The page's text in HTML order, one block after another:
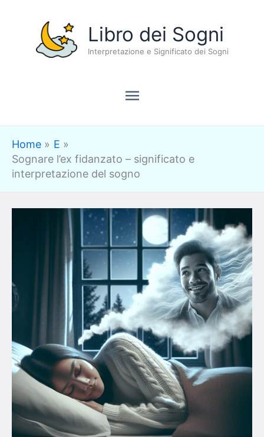
contenuto
Libro dei Sogni
Interpretazione e Significato dei Sogni
Menu
principale
Home
E
Sognare l’ex fidanzato – significato e
interpretazione del sogno